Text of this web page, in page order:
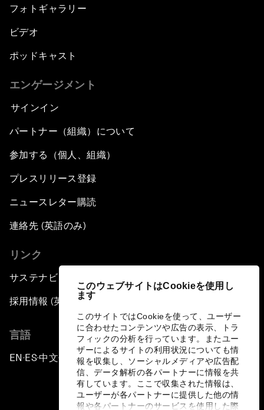
このウェブサイトはCookieを使用し
ます
このサイトではCookieを使って、ユーザー
に合わせたコンテンツや広告の表示、トラ
フィックの分析を行っています。またユー
ザーによるサイトの利用状況についても情
報を収集し、ソーシャルメディアや広告配
信、データ解析の各パートナーに情報を共
有しています。ここで収集された情報は、
ユーザーが各パートナーに提供した他の情
報や各パートナーのサービスを使用した際
フォトギャラリー
ビデオ
ポッドキャスト
エンゲージメント
サインイン
パートナー（組織）について
参加する（個人、組織）
プレスリリース登録
ニュースレター購読
連絡先 (英語のみ)
リンク
サステナビリティへの取り組み
採用情報 (英語のみ)
言語
EN ▪ ES▪中文▪ 日本語